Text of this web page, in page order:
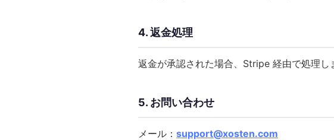
4. 返金処理
返金が承認された場合、Stripe 経由で処理し
5. お問い合わせ
メール： support@xosten.com